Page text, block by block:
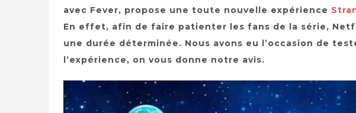
avec Fever, propose une toute nouvelle expérience
En effet, afin de faire patienter les fans de la série,
une durée déterminée. Nous avons eu l’occasion de
l’expérience, on vous donne notre avis.